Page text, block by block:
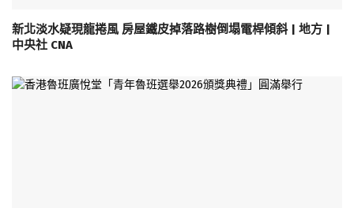
新北淡水疑現龍捲風 房屋鐵皮掉落路樹倒塌電桿傾斜 | 地方 |
中央社 CNA